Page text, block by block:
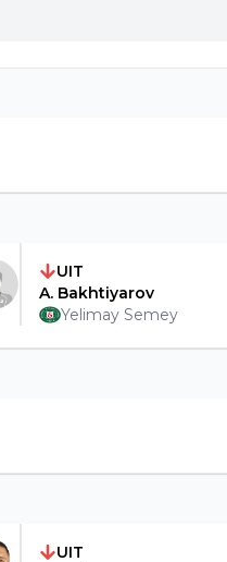
UIT
UIT
A. Bakhtiyarov
Yelimay Semey